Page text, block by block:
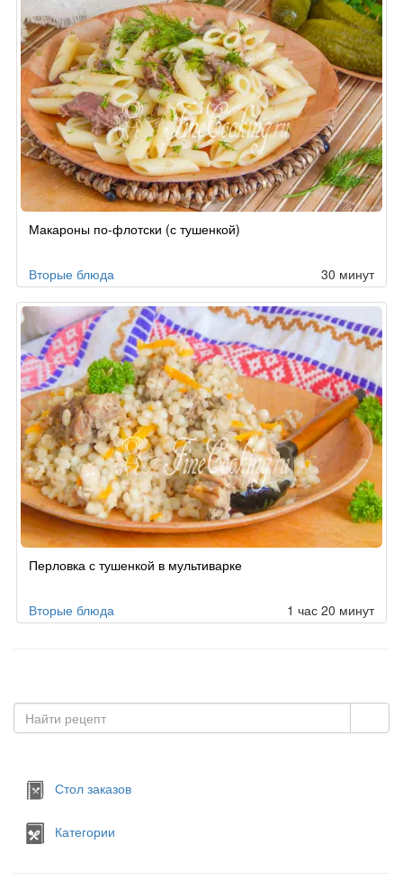
Макароны по-флотски (с тушенкой)
Вторые блюда 30 минут
Перловка с тушенкой в мультиварке
Вторые блюда 1 час 20 минут
Стол заказов
Категории